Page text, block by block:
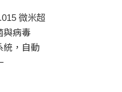
微米超
與病毒
統，自動